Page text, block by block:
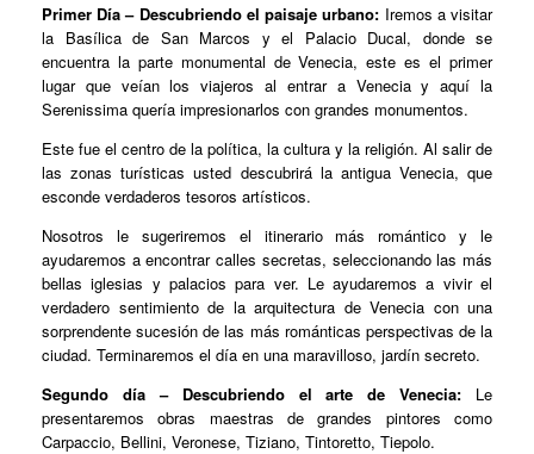
Primer Día – Descubriendo el paisaje urbano: Iremos a visitar
la Basílica de San Marcos y el Palacio Ducal, donde se
encuentra la parte monumental de Venecia, este es el primer
lugar que veían los viajeros al entrar a Venecia y aquí la
Serenissima quería impresionarlos con grandes monumentos.
Este fue el centro de la política, la cultura y la religión. Al salir de
las zonas turísticas usted descubrirá la antigua Venecia, que
esconde verdaderos tesoros artísticos.
Nosotros le sugeriremos el itinerario más romántico y le
ayudaremos a encontrar calles secretas, seleccionando las más
bellas iglesias y palacios para ver. Le ayudaremos a vivir el
verdadero sentimiento de la arquitectura de Venecia con una
sorprendente sucesión de las más románticas perspectivas de la
ciudad. Terminaremos el día en una maravilloso, jardín secreto.
Segundo día – Descubriendo el arte de Venecia: Le
presentaremos obras maestras de grandes pintores como
Carpaccio, Bellini, Veronese, Tiziano, Tintoretto, Tiepolo.